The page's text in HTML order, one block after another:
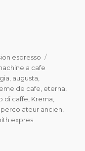
espresso
a cafe
, augusta,
de cafe, eterna,
di caffe, Krema,
percolateur ancien,
expres